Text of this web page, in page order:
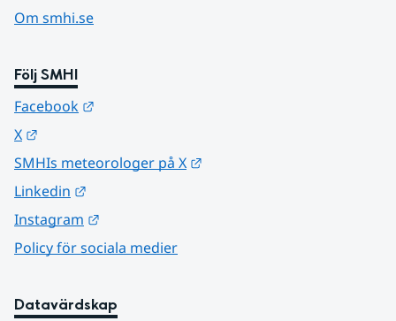
Om smhi.se
Följ SMHI
Facebook
X
SMHIs meteorologer på X
Linkedin
Instagram
Policy för sociala medier
Datavärdskap